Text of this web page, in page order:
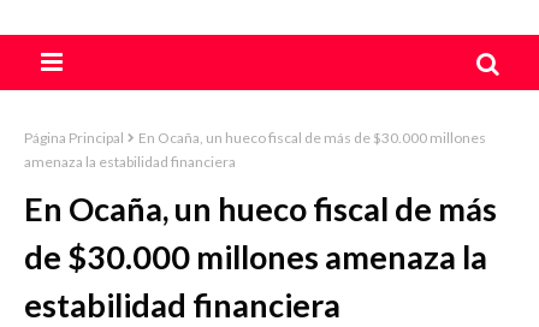
Página Principal
En Ocaña, un hueco fiscal de más de $30.000 millones
amenaza la estabilidad financiera
En Ocaña, un hueco fiscal de más
de $30.000 millones amenaza la
estabilidad financiera